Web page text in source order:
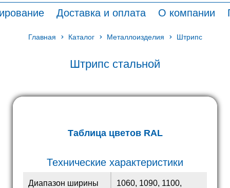
Доставка и оплата О компании
Главная Каталог Металлоизделия Штрипс
Штрипс стальной
Таблица цветов RAL
Технические характеристики
Диапазон ширины
1060, 1090, 1100,